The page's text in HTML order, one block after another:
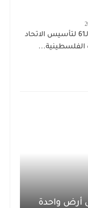
في الذكرى الـ61 لتأسيس الاتحاد
الفلسطينية...
أرض واحدة